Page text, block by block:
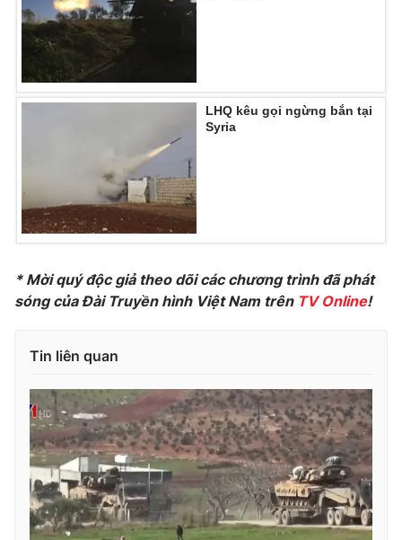
Thị trường
Tư vấn
Lịch phát sóng
Chuyên mục khác
Podcast
Video Shorts video
VTV Money VTV Thể thao
VTV4 Vươn mình bằng AI
VTV9 VTV8
Liên hệ tòa soạn English
LHQ kêu gọi ngừng bắn tại
Syria
* Mời quý độc giả theo dõi các chương trình đã phát
sóng của Đài Truyền hình Việt Nam trên TV Online!
Tin liên quan